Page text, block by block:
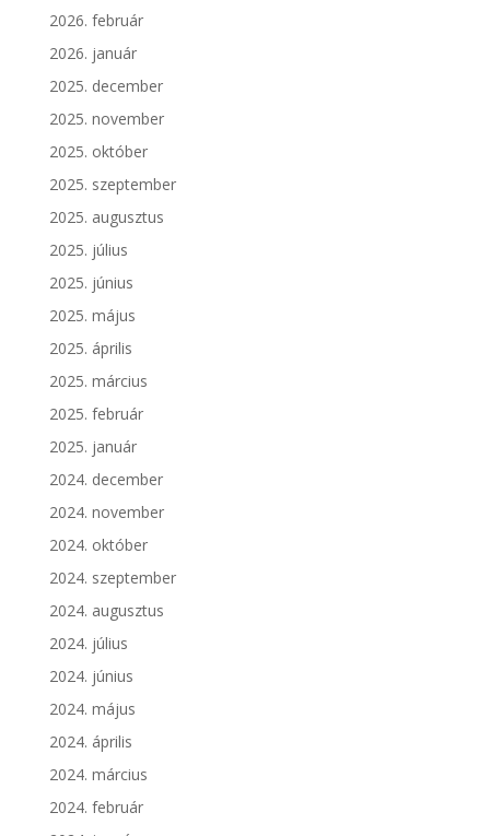
2026. február
2026. január
2025. december
2025. november
2025. október
2025. szeptember
2025. augusztus
2025. július
2025. június
2025. május
2025. április
2025. március
2025. február
2025. január
2024. december
2024. november
2024. október
2024. szeptember
2024. augusztus
2024. július
2024. június
2024. május
2024. április
2024. március
2024. február